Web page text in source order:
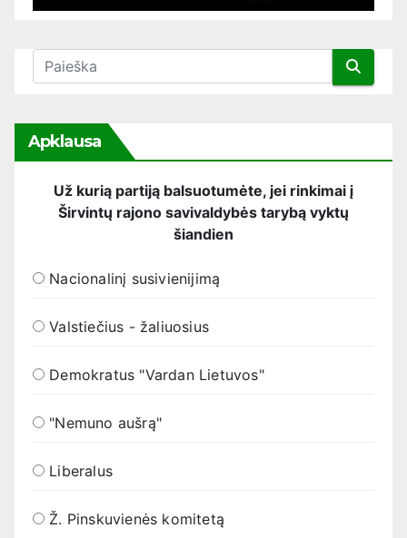
Apklausa
Už kurią partiją balsuotumėte, jei rinkimai į
Širvintų rajono savivaldybės tarybą vyktų
šiandien
Nacionalinį susivienijimą
Valstiečius - žaliuosius
Demokratus "Vardan Lietuvos"
"Nemuno aušrą"
Liberalus
Ž. Pinskuvienės komitetą